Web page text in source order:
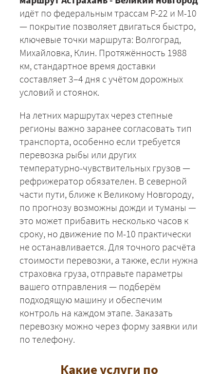
идёт по федеральным трассам Р-22 и М-10
— покрытие позволяет двигаться быстро,
ключевые точки маршрута: Волгоград,
Михайловка, Клин. Протяжённость 1988
км, стандартное время доставки
составляет 3–4 дня с учётом дорожных
условий и стоянок.
На летних маршрутах через степные
регионы важно заранее согласовать тип
транспорта, особенно если требуется
перевозка рыбы или других
температурно-чувствительных грузов —
рефрижератор обязателен. В северной
части пути, ближе к Великому Новгороду,
по прогнозу возможны дожди и туманы —
это может прибавить несколько часов к
сроку, но движение по М-10 практически
не останавливается. Для точного расчёта
стоимости перевозки, а также, если нужна
страховка груза, отправьте параметры
вашего отправления — подберём
подходящую машину и обеспечим
контроль на каждом этапе. Заказать
перевозку можно через форму заявки или
по телефону.
Какие услуги по